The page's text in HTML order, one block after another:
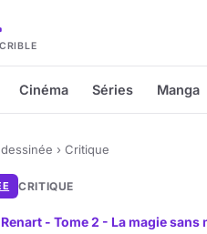
Cinéma Séries Manga
› Critique
CRITIQUE
- Tome 2 - La magie sans